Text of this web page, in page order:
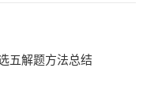
五解题方法总结